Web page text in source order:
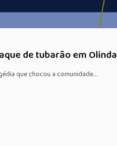
de tubarão em Olinda
que chocou a comunidade…